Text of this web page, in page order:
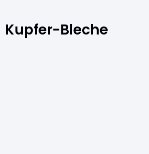
Kupfer-Bleche